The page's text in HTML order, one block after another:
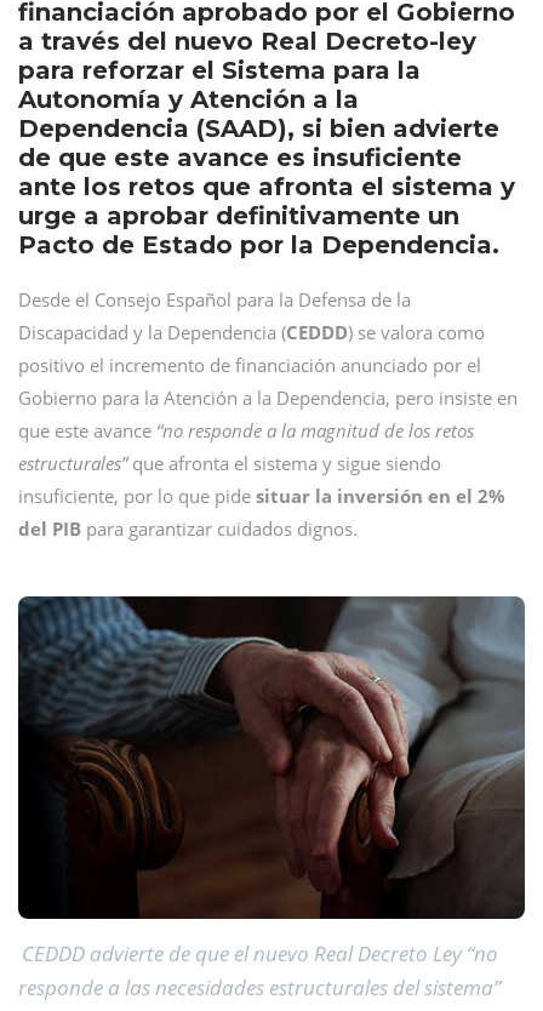
financiación aprobado por el Gobierno
a través del nuevo Real Decreto-ley
para reforzar el Sistema para la
Autonomía y Atención a la
Dependencia (SAAD), si bien advierte
de que este avance es insuficiente
ante los retos que afronta el sistema y
urge a aprobar definitivamente un
Pacto de Estado por la Dependencia.
Desde el Consejo Español para la Defensa de la
Discapacidad y la Dependencia (CEDDD) se valora como
positivo el incremento de financiación anunciado por el
Gobierno para la Atención a la Dependencia, pero insiste en
que este avance “no responde a la magnitud de los retos
estructurales”que afronta el sistema y sigue siendo
insuficiente, por lo que pide situar la inversión en el 2%
del PIB para garantizar cuidados dignos.
CEDDD advierte de que el nuevo Real Decreto Ley “no
responde a las necesidades estructurales del sistema”